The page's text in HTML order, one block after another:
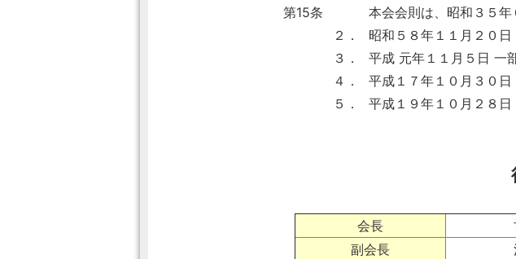
第15条
本会会則は、昭和３５年
２．
昭和５８年１１月２０日
３．
平成 元年１１月５日 一
４．
平成１７年１０月３０日
５．
平成１９年１０月２８日
会長
副会長